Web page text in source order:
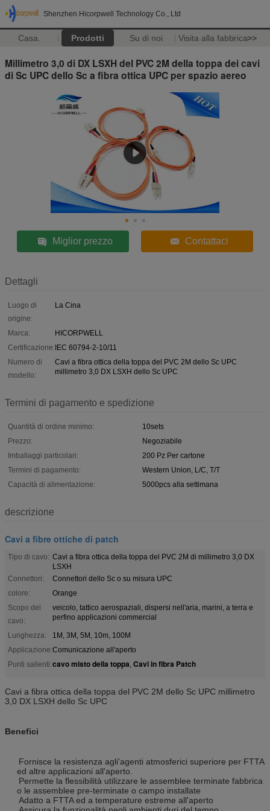
Shenzhen Hicorpwell Technology Co., Ltd
Casa. Prodotti Su di noi Visita alla fabbrica>>
Millimetro 3,0 di DX LSXH del PVC 2M della toppa dei cavi
di Sc UPC dello Sc a fibra ottica UPC per spazio aereo
Miglior prezzo Contattaci
Dettagli
Luogo di
origine:
La Cina
Marca:
HICORPWELL
Certificazione:IEC 60794-2-10/11
Numero di
modello:
Cavi a fibra ottica della toppa del PVC 2M dello Sc UPC
millimetro 3,0 DX LSXH dello Sc UPC
Termini di pagamento e spedizione
Quantità di ordine minimo:
10sets
Prezzo:
Negoziabile
Imballaggi particolari:
200 Pz Per cartone
Termini di pagamento:
Western Union, L/C, T/T
Capacità di alimentazione:
5000pcs alla settimana
descrizione
Cavi a fibre ottiche di patch
Tipo di cavo: Cavi a fibra ottica della toppa del PVC 2M di millimetro 3,0 DX
LSXH
Connettori:
Connettori dello Sc o su misura UPC
colore:
Orange
Scopo del
cavo:
veicolo, tattico aerospaziali, dispersi nell'aria, marini, a terra e
perfino applicazioni commercial
Lunghezza:
1M, 3M, 5M, 10m, 100M
Applicazione:Comunicazione all'aperto
Punti salienti:cavo misto della toppa, Cavi in fibra Patch
Cavi a fibra ottica della toppa del PVC 2M dello Sc UPC millimetro
3,0 DX LSXH dello Sc UPC
Benefici
Fornisce la resistenza agli'agenti atmosferici superiore per FTTA
ed altre applicazioni all'aperto.
Permette la flessibilità utilizzare le assemblee terminate fabbrica
o le assemblee pre-terminate o campo installate
Adatto a FTTA ed a temperature estreme all'aperto